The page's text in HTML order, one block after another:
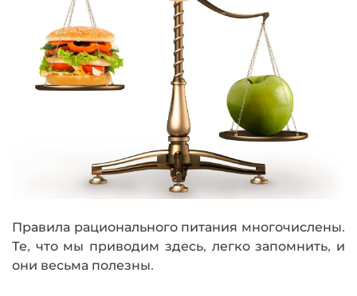
Правила рационального питания многочислены.
Те, что мы приводим здесь, легко запомнить, и
они весьма полезны.